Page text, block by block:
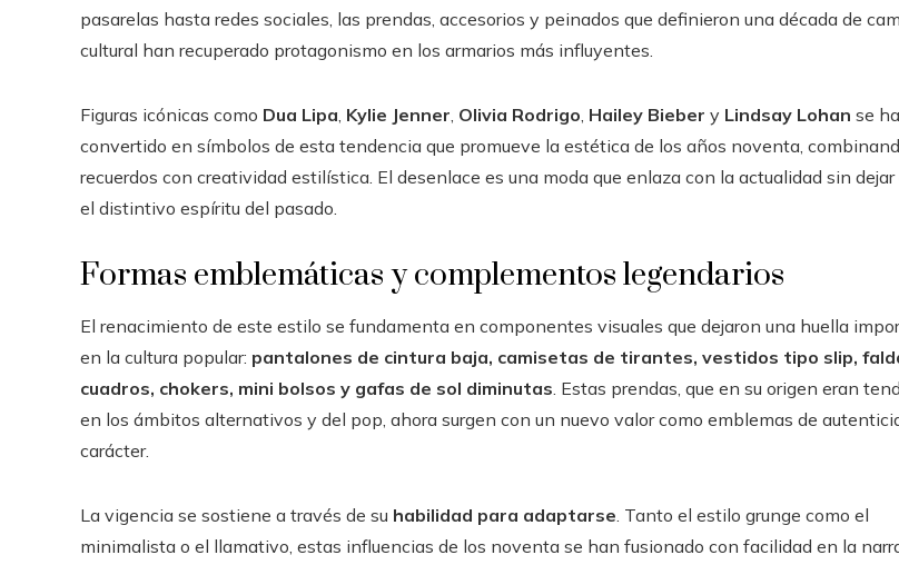
pasarelas hasta redes sociales, las prendas, accesorios y peinados que definieron una década de
cultural han recuperado protagonismo en los armarios más influyentes.
Figuras icónicas como Dua Lipa, Kylie Jenner, Olivia Rodrigo, Hailey Bieber y Lindsay Lohan se
convertido en símbolos de esta tendencia que promueve la estética de los años noventa,
recuerdos con creatividad estilística. El desenlace es una moda que enlaza con la actualidad sin dejar
el distintivo espíritu del pasado.
Formas emblemáticas y complementos legendarios
El renacimiento de este estilo se fundamenta en componentes visuales que dejaron una huella
en la cultura popular: pantalones de cintura baja, camisetas de tirantes, vestidos tipo slip,
cuadros, chokers, mini bolsos y gafas de sol diminutas. Estas prendas, que en su origen eran
en los ámbitos alternativos y del pop, ahora surgen con un nuevo valor como emblemas de
carácter.
La vigencia se sostiene a través de su habilidad para adaptarse. Tanto el estilo grunge como el
minimalista o el llamativo, estas influencias de los noventa se han fusionado con facilidad en la